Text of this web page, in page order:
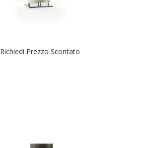
Richiedi Prezzo Scontato